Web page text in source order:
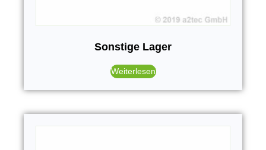
Sonstige Lager
Weiterlesen